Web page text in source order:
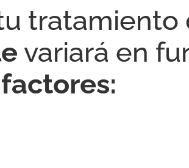
tratamiento
variará en